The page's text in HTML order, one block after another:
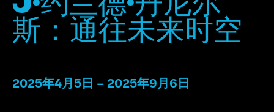
公共项目
捐
日本語
斯：通往未来时空
2025年4月5日 – 2025年9月6日